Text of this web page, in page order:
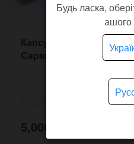
Капсула Часу C29
Capsule temporelle
5,000 грн.
Будь ласка,
ашого